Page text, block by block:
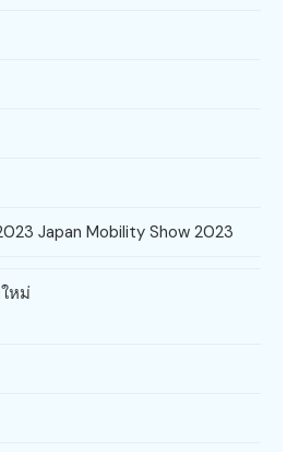
Japan Mobility Show 2023
หม่